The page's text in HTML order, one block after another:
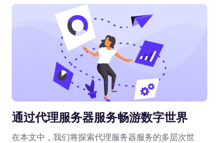
通过代理服务器服务畅游数字世界
在本文中，我们将探索代理服务器服务的多层次世